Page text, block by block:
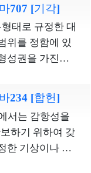
고인 또는 변호
거능력이 없다.
용을 인정할 때
기재 내용이 진
이 공소사실을
성한 피의자신
는 취지의 진술
았다고 보아야
여야 한다. 복
조항은 헌법상
기본권인 양심
무와 대체복무
본권 보호라는
는 것이다. 대체
한 것이 모두 제
등급을 고려하
707 [기각]
태로 규정한 대
위를 정함에 있
성권을 가진다.
, 이와 같은 사정
사하여야 한다.
숙조항은 헌법
상 기본권인 양
복무와 대체복
234 [합헌]
서는 감항성을
하기 위하여 갖
한 기상이나 항